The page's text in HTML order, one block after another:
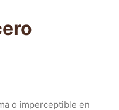
o imperceptible en